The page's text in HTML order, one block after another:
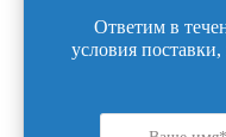
Ответим в
условия